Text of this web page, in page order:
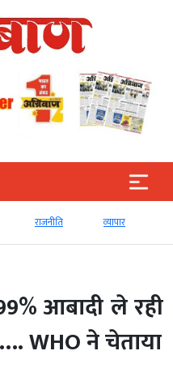
व्‍यापार
आबादी ले रही
WHO ने चेताया